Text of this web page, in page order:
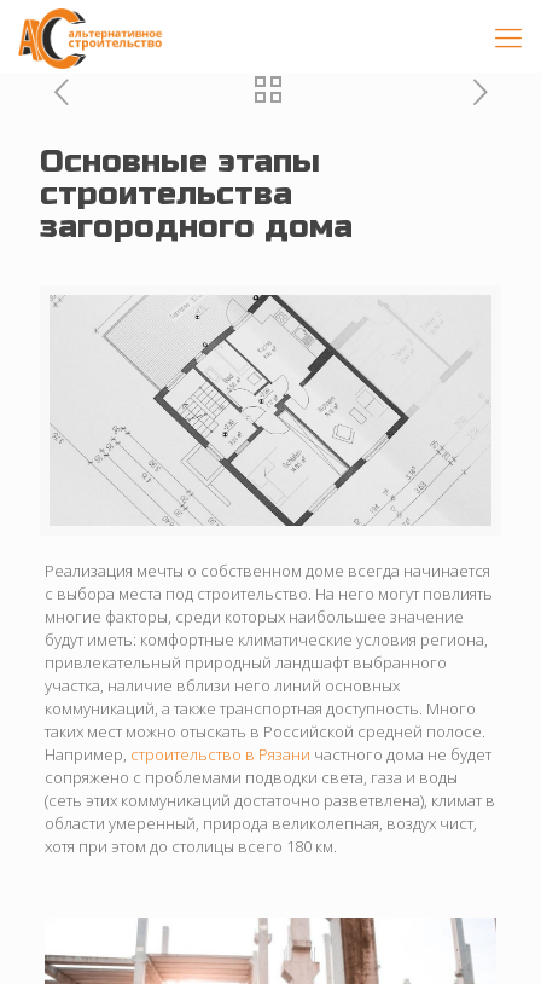
Основные этапы
строительства
загородного дома
Реализация мечты о собственном доме всегда начинается
с выбора места под строительство. На него могут повлиять
многие факторы, среди которых наибольшее значение
будут иметь: комфортные климатические условия региона,
привлекательный природный ландшафт выбранного
участка, наличие вблизи него линий основных
коммуникаций, а также транспортная доступность. Много
таких мест можно отыскать в Российской средней полосе.
Например, строительство в Рязани частного дома не будет
сопряжено с проблемами подводки света, газа и воды
(сеть этих коммуникаций достаточно разветвлена), климат в
области умеренный, природа великолепная, воздух чист,
хотя при этом до столицы всего 180 км.